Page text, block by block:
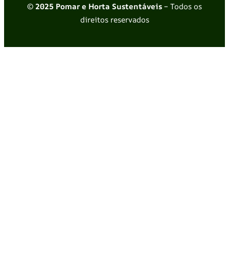
© 2025 Pomar e Horta Sustentáveis– Todos os
direitos reservados